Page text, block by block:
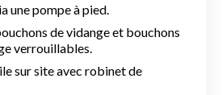
une pompe à pied.
de vidange et bouchons
verrouillables.
sur site avec robinet de